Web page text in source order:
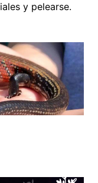
y pelearse.